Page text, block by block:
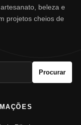
beleza e
projetos cheios de
Procurar